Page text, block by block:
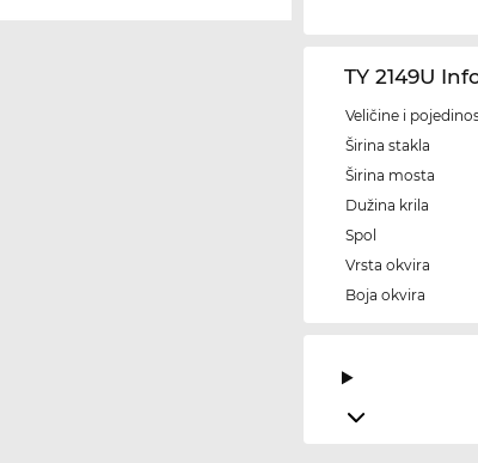
TY 2149U
Veličine i
Širina stakla
Širina mosta
Dužina krila
Spol
Vrsta okvira
Boja okvira